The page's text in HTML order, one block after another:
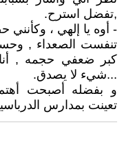
,تفضل استرح.
- أوه يا إلهي ،
تنفست الصعداء ,
كبر ضعفي حجمه ,
...شيء لا يصدق.
و بفضله أصبحت أهتم
تعينت بمدارس